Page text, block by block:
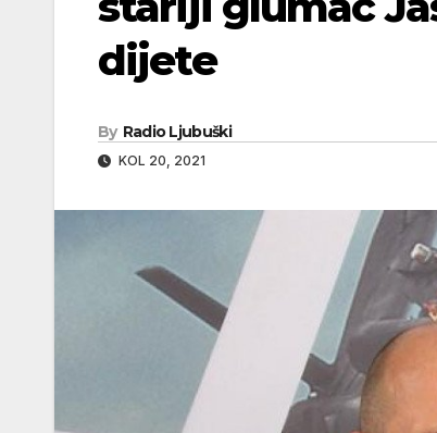
dijete
By Radio Ljubuški
KOL 20, 2021